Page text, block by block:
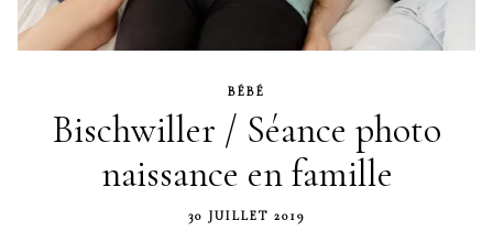
BÉBÉ
Bischwiller / Séance photo
naissance en famille
30 JUILLET 2019